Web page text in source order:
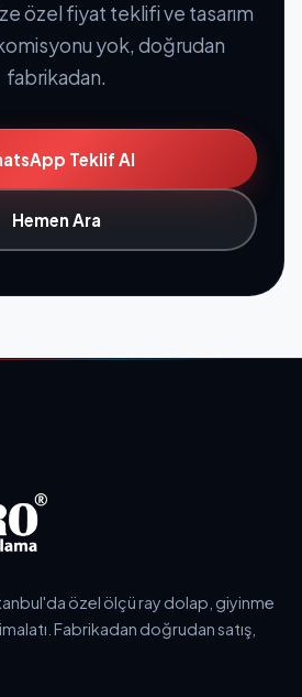
özel fiyat teklifi ve tasarım
yok, doğrudan
fabrikadan.
Teklif Al
Hemen Ara
özel ölçü ray dolap, giyinme
Fabrikadan doğrudan satış,